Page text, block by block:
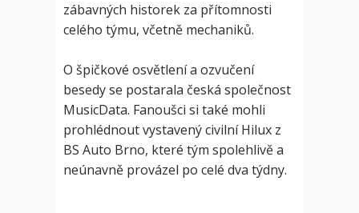
zábavných historek za přítomnosti
celého týmu, včetně mechaniků.
O špičkové osvětlení a ozvučení
besedy se postarala česká společnost
MusicData. Fanoušci si také mohli
prohlédnout vystavený civilní Hilux z
BS Auto Brno, které tým spolehlivě a
neúnavně provázel po celé dva týdny.